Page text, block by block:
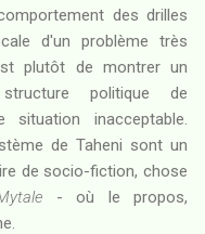
des drilles
d'un problème très
plutôt de montrer un
politique de
inacceptable.
de Taheni sont un
de socio-fiction, chose
- où le propos,